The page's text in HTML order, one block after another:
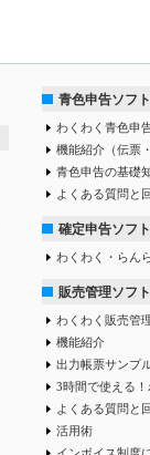
青色申告ソフト
わくわく青色申
機能紹介（伝票
青色申告の基礎
よくある質問と
確定申告ソフト
わくわく・らん
販売管理ソフト
わくわく販売管
機能紹介
出力帳票サンプ
3時間で使える
よくある質問と
活用術